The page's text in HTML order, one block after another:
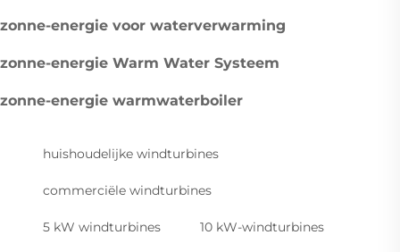
zonne-energie voor waterverwarming
zonne-energie Warm Water Systeem
zonne-energie warmwaterboiler
huishoudelijke windturbines
commerciële windturbines
5 kW windturbines 10 kW-windturbines